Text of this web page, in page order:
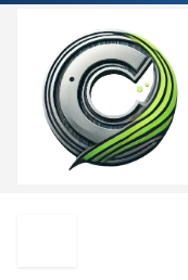
contenu